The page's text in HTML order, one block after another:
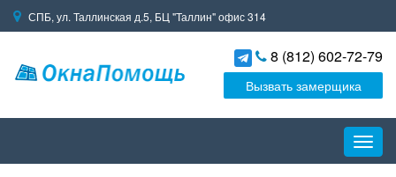
СПБ, ул. Таллинская д.5, БЦ "Таллин" офис 314
8 (812) 602-72-79
Вызвать замерщика